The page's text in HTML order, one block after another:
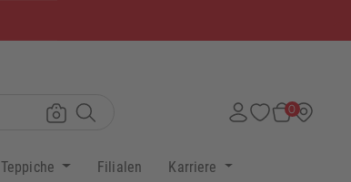
0
Teppiche Filialen Karriere